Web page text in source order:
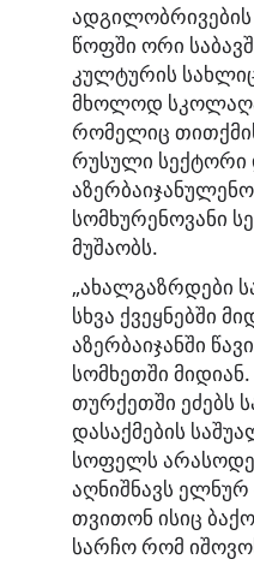
წოფში ორი
კულტურის
მხოლოდ
რომელიც
რუსული სექტორი
სომხურენოვანი
მუშაობს.
„ახალგაზრდები
სხვა ქვეყნებში
აზერბაიჯანში
სომხეთში
თურქეთში ეძებს
დასაქმების
სოფელს
აღნიშნავს
თვითონ ისიც
სარჩო რომ